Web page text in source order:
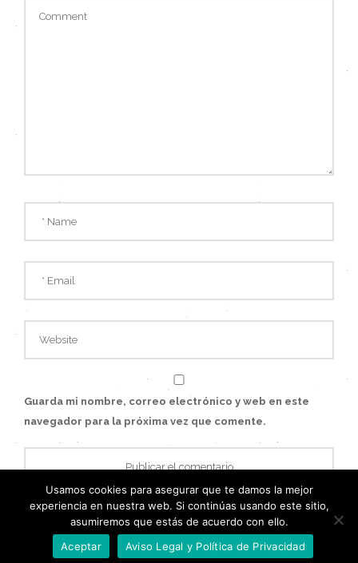
Guarda mi nombre, correo electrónico y web en este
navegador para la próxima vez que comente.
Usamos cookies para asegurar que te damos la mejor
experiencia en nuestra web. Si continúas usando este sitio,
asumiremos que estás de acuerdo con ello.
Aceptar
Aviso Legal y Política de Privacidad